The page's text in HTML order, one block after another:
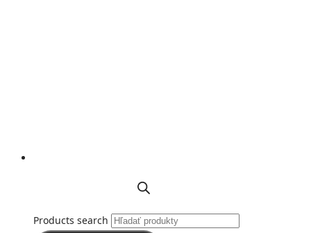
Products search